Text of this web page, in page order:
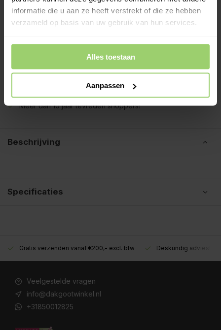
informatie die u aan ze heeft verstrekt of die ze hebben
verzameld op basis van uw gebruik van hun services.
Alles toestaan
Aanpassen
20cm.
Ook op zaterdag bezorgd!
Gratis verzenden vanaf €200,- excl. btw
Meer dan 10 jaar tevreden shoppers!
Beschrijving
Specificaties
Gratis verzenden vanaf €200,- excl. btw Deskundig advies!
Veelgestelde vragen
info@dakgootwinkel.nl
+31850012825